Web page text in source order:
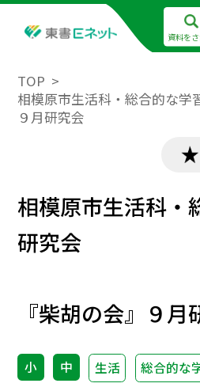
資料を
TOP
相模原市生活科・総合的な学
９月研究会
相模原市生活科・
研究会
『柴胡の会』９月
小 中 生活 総合的な